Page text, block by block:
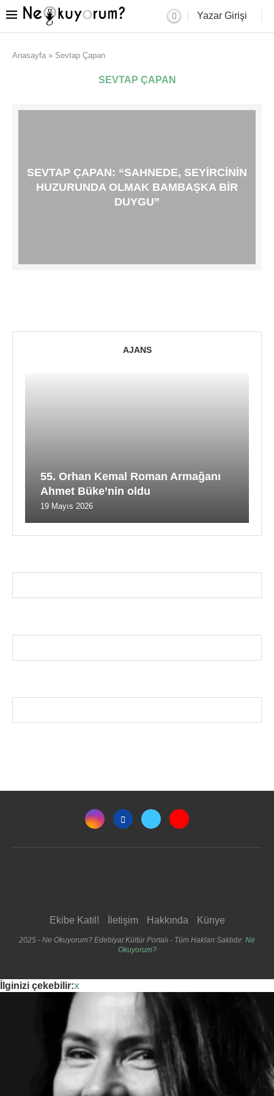
Yazar Girişi
Anasayfa » Sevtap Çapan
SEVTAP ÇAPAN
SEVTAP ÇAPAN: “SAHNEDE, SEYIRCININ
HUZURUNDA OLMAK BAMBAŞKA BIR
DUYGU”
AJANS
55. Orhan Kemal Roman Armağanı
Ahmet Büke’nin oldu
19 Mayıs 2026
Ekibe Katıl! İletişim Hakkında Künye
2025 - Ne Okuyorum? Edebiyat Kültür Portalı - Tüm Hakları Saklıdır. Ne
Okuyorum?
İlginizi çekebilir:x